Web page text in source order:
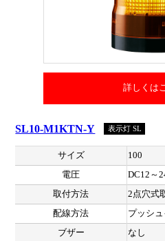
詳しくは
SL10-M1KTN-Y 表示灯 SL
サイズ
100
電圧
DC12～
取付方法
2点穴式
配線方法
プッシ
ブザー
なし